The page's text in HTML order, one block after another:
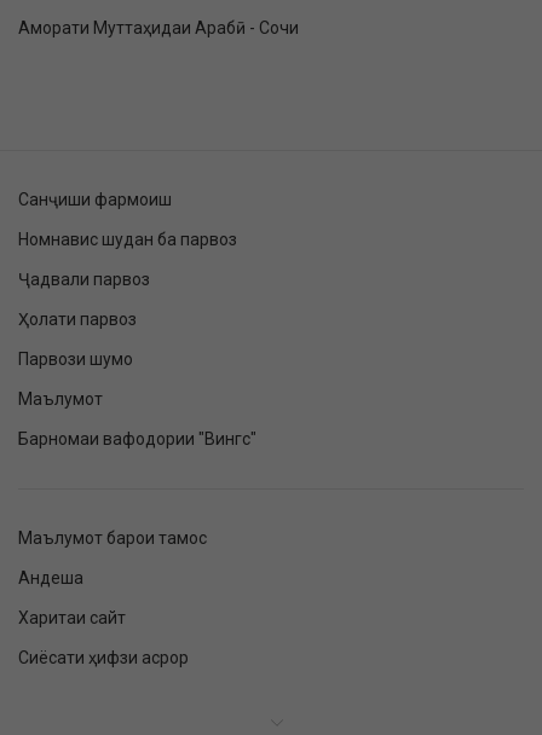
Аморати Муттаҳидаи Арабӣ - Сочи
Санҷиши фармоиш
Номнавис шудан ба парвоз
Ҷадвали парвоз
Ҳолати парвоз
Парвози шумо
Маълумот
Барномаи вафодории "Вингс"
Маълумот барои тамос
Андеша
Харитаи сайт
Сиёсати ҳифзи асрор